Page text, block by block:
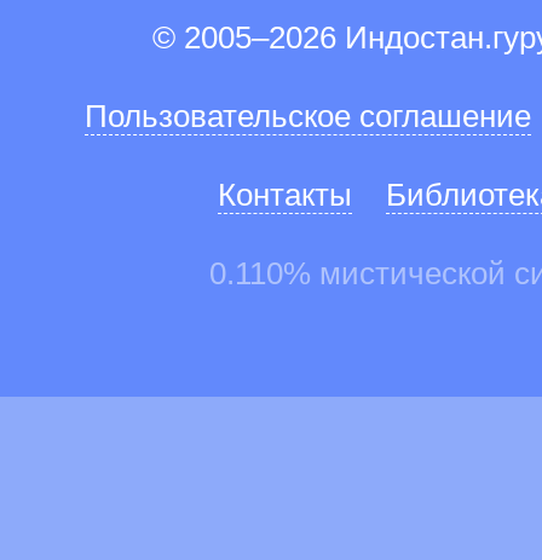
© 2005–2026
Пользовательское соглашение
Контакты
0.110% мистической